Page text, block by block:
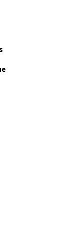
copie copie